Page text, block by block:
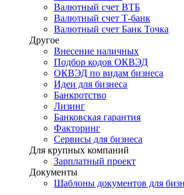
Валютный счет ВТБ
Валютный счет Т-банк
Валютный счет Банк Точка
Другое
Внесение наличных
Подбор кодов ОКВЭД
ОКВЭД по видам бизнеса
Идеи для бизнеса
Банкротство
Лизинг
Банковская гарантия
Факторинг
Сервисы для бизнеса
Для крупных компаний
Зарплатный проект
Документы
Шаблоны документов для